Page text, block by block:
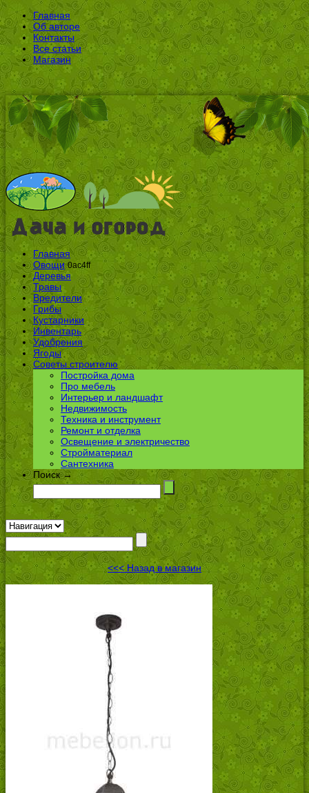
Главная
Об авторе
Контакты
Все статьи
Магазин
Главная
Овощи 0ac4ff
Деревья
Травы
Вредители
Грибы
Кустарники
Инвентарь
Удобрения
Ягоды
Советы строителю
Постройка дома
Про мебель
Интерьер и ландшафт
Недвижимость
Техника и инструмент
Ремонт и отделка
Освещение и электричество
Стройматериал
Сантехника
Поиск →
<<< Назад в магазин